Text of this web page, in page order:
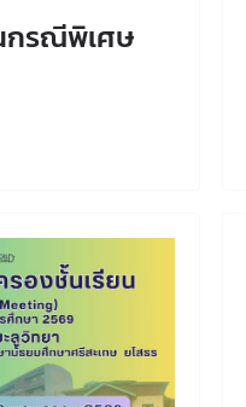
กรณีพิเศษ